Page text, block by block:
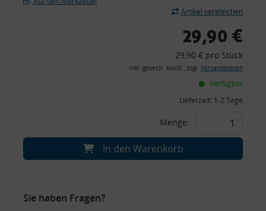
Artikel vergleichen
29,90 €
29,90 € pro Stück
inkl. gesetzl. MwSt., zzgl. Versandkosten
Verfügbar
Lieferzeit: 1-2 Tage
Menge:
In den Warenkorb
Sie haben Fragen?